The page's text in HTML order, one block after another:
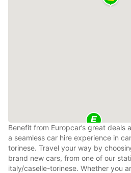
Benefit from Europcar’s great deals
a seamless car hire experience in
torinese. Travel your way by
brand new cars, from one of our
italy/caselle-torinese. Whether you